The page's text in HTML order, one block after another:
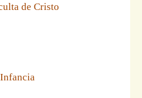
de Cristo